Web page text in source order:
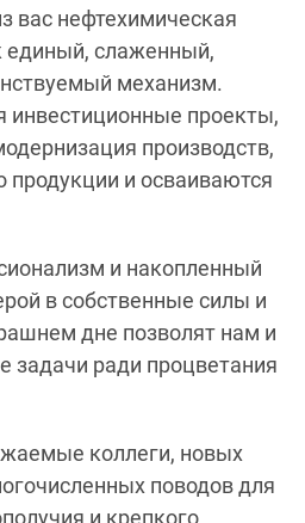
вас нефтехимическая
единый, слаженный,
механизм.
инвестиционные проекты,
производств,
продукции и осваиваются
и накопленный
в собственные силы и
дне позволят нам и
ради процветания
коллеги, новых
поводов для
и крепкого